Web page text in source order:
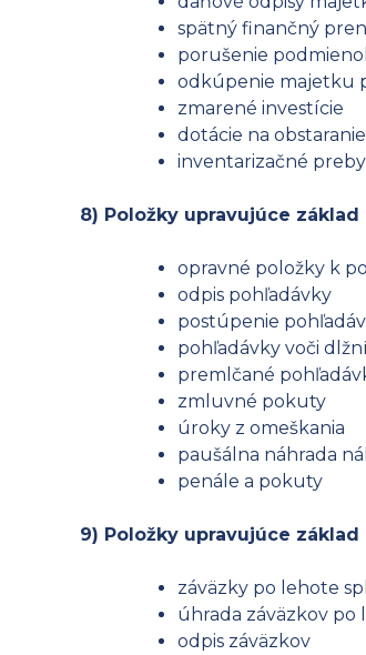
spätný finančný
porušenie
odkúpenie majetku
zmarené investície
dotácie na
inventarizačné
8) Položky upravujúce
opravné položky k
odpis pohľadávky
postúpenie
pohľadávky voči
premlčané
zmluvné pokuty
úroky z omeškania
paušálna náhrada
penále a pokuty
9) Položky upravujúce
záväzky po lehote
úhrada záväzkov po
odpis záväzkov